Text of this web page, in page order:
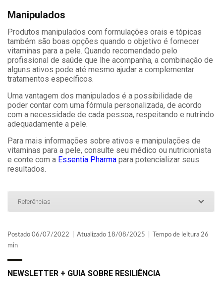
Manipulados
Produtos manipulados com formulações orais e tópicas
também são boas opções quando o objetivo é fornecer
vitaminas para a pele. Quando recomendado pelo
profissional de saúde que lhe acompanha, a combinação de
alguns ativos pode até mesmo ajudar a complementar
tratamentos específicos.
Uma vantagem dos manipulados é a possibilidade de
poder contar com uma fórmula personalizada, de acordo
com a necessidade de cada pessoa, respeitando e nutrindo
adequadamente a pele.
Para mais informações sobre ativos e manipulações de
vitaminas para a pele, consulte seu médico ou nutricionista
e conte com a Essentia Pharma para potencializar seus
resultados.
Referências
Postado 06/07/2022 | Atualizado 18/08/2025 | Tempo de leitura 26
min
NEWSLETTER + GUIA SOBRE RESILIÊNCIA